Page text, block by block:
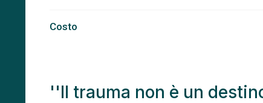
Costo
''Il trauma non è un